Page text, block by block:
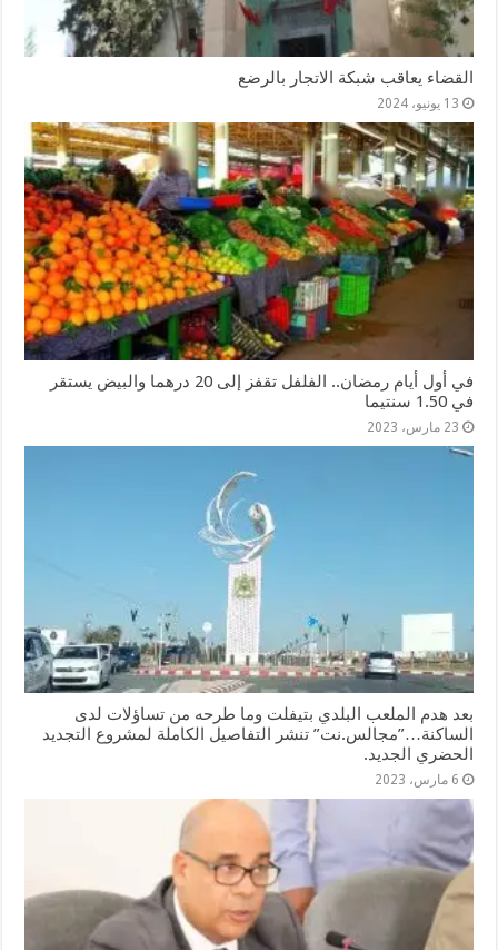
القضاء يعاقب شبكة الاتجار بالرضع
13 يونيو، 2024
في أول أيام رمضان.. الفلفل تقفز إلى 20 درهما والبيض يستقر
في 1.50 سنتيما
23 مارس، 2023
بعد هدم الملعب البلدي بتيفلت وما طرحه من تساؤلات لدى
الساكنة…”مجالس.نت” تنشر التفاصيل الكاملة لمشروع التجديد
الحضري الجديد.
6 مارس، 2023